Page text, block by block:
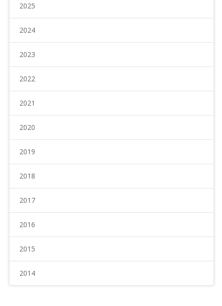
2025
2024
2023
2022
2021
2020
2019
2018
2017
2016
2015
2014